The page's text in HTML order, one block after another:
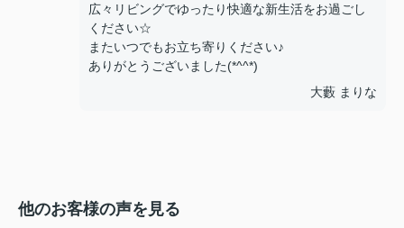
広々リビングでゆったり快適な新生活をお過ごし
ください☆
またいつでもお立ち寄りください♪
ありがとうございました(*^^*)
大藪 まりな
他のお客様の声を見る